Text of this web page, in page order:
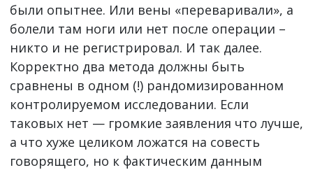
были опытнее. Или вены «переваривали», а
болели там ноги или нет после операции –
никто и не регистрировал. И так далее.
Корректно два метода должны быть
сравнены в одном (!) рандомизированном
контролируемом исследовании. Если
таковых нет — громкие заявления что лучше,
а что хуже целиком ложатся на совесть
говорящего, но к фактическим данным